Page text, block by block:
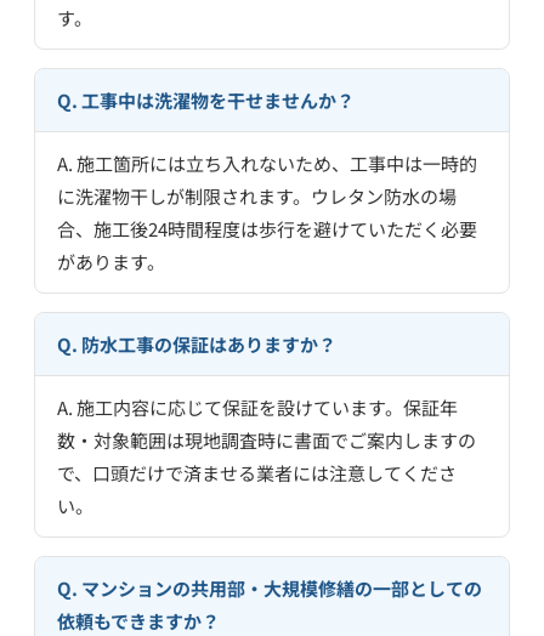
す。
Q. 工事中は洗濯物を干せませんか？
A. 施工箇所には立ち入れないため、工事中は一時的
に洗濯物干しが制限されます。ウレタン防水の場
合、施工後24時間程度は歩行を避けていただく必要
があります。
Q. 防水工事の保証はありますか？
A. 施工内容に応じて保証を設けています。保証年
数・対象範囲は現地調査時に書面でご案内しますの
で、口頭だけで済ませる業者には注意してくださ
い。
Q. マンションの共用部・大規模修繕の一部としての
依頼もできますか？